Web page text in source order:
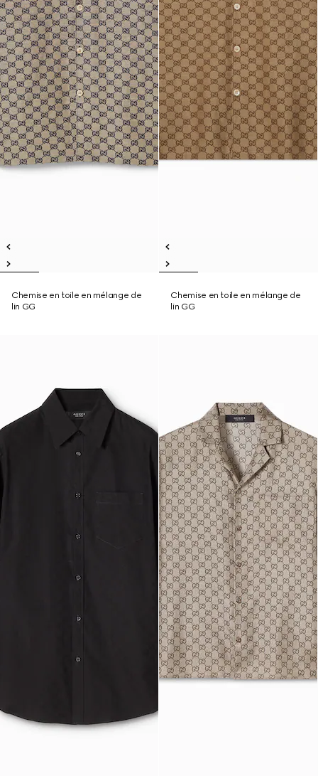
Chemise en toile en mélange de
lin GG
Chemise en toile en mélange de
lin GG